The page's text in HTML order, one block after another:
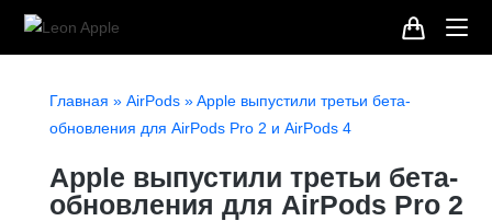
Главная » AirPods »Apple выпустили третьи бета-
обновления для AirPods Pro 2 и AirPods 4
Apple выпустили третьи бета-
обновления для AirPods Pro 2